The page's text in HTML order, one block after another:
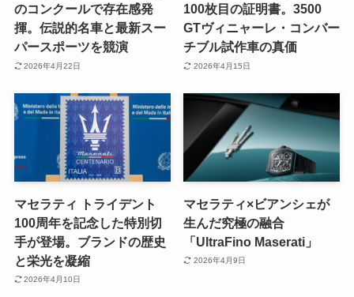
のコンクールで存在感発
揮。伝説的名車と最新スー
パースポーツを競演
2026年4月22日
100枚目の証明書。3500
GTヴィニャーレ・コンバー
チブル試作車の真価
2026年4月15日
マセラティ トライデント
100周年を記念した特別切
手が登場。ブランドの歴史
と栄光を凝縮
2026年4月10日
マセラティ×ビアンシェが
生んだ究極の融合
「UltraFino Maserati」
2026年4月9日